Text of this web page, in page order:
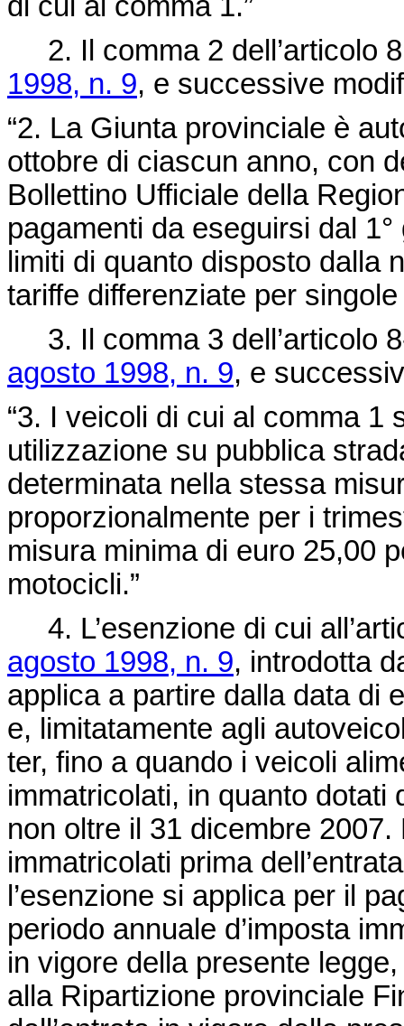
2. Il comma 2 dell’articolo
1998, n. 9, e successive
“2. La Giunta provinciale è
ottobre di ciascun anno, con
Bollettino Ufficiale della
pagamenti da eseguirsi dal
limiti di quanto disposto dalla
tariffe differenziate per
3. Il comma 3 dell’articolo
agosto 1998, n. 9, e
“3. I veicoli di cui al comma 1
utilizzazione su pubblica
determinata nella stessa
proporzionalmente per i
misura minima di euro 25,00
motocicli.”
4. L’esenzione di cui
agosto 1998, n. 9, introdotta
applica a partire dalla data di
e, limitatamente agli
ter, fino a quando i veicoli
immatricolati, in quanto dotati
non oltre il 31 dicembre
immatricolati prima
l’esenzione si applica per il
periodo annuale d’imposta
in vigore della presente
alla Ripartizione provinciale